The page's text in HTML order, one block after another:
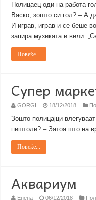
Полицаец оди на работа
Васко, зошто си гол? – А
И играв, играв и се беше
запира музиката и вели:
Повеќе...
Супер
GORGI 18/12/2018
Зошто полицајци
пиштоли? – Затоа што на
Повеќе...
Аквариум
Енена 06/12/2018